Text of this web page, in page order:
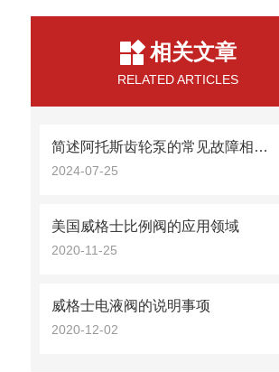
相关文章
RELATED ARTICLES
简述阿托斯齿轮泵的常见故障相应解决方法
2024-07-25
美国威格士比例阀的应用领域
2020-11-25
威格士电液阀的说明事项
2020-12-02